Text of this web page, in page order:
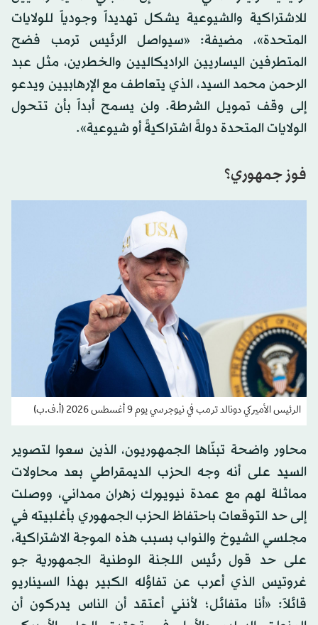
للاشتراكية والشيوعية يشكل تهديداً وجودياً للولايات
المتحدة»، مضيفة: «سيواصل الرئيس ترمب فضح
المتطرفين اليساريين الراديكاليين والخطرين، مثل عبد
الرحمن محمد السيد، الذي يتعاطف مع الإرهابيين ويدعو
إلى وقف تمويل الشرطة. ولن يسمح أبداً بأن تتحول
الولايات المتحدة دولةً اشتراكيةً أو شيوعية».
فوز جمهوري؟
الرئيس الأميركي دونالد ترمب في نيوجرسي يوم 9 أغسطس 2026 (أ.ف.ب)
محاور واضحة تبنّاها الجمهوريون، الذين سعوا لتصوير
السيد على أنه وجه الحزب الديمقراطي بعد محاولات
مماثلة لهم مع عمدة نيويورك زهران ممداني، ووصلت
إلى حد التوقعات باحتفاظ الحزب الجمهوري بأغلبيته في
مجلسي الشيوخ والنواب بسبب هذه الموجة الاشتراكية،
على حد قول رئيس اللجنة الوطنية الجمهورية جو
غروتيس الذي أعرب عن تفاؤله الكبير بهذا السيناريو
قائلاً: «أنا متفائل؛ لأنني أعتقد أن الناس يدركون أن